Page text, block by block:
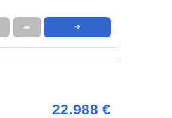
➦ ➜
22.988 €